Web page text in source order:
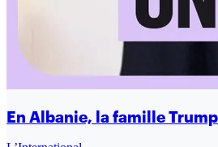
En Albanie, la famille